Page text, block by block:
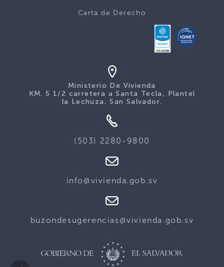
Carta de Derecho
Ministerio De Vivienda
KM. 5 1/2 carretera a Santa Tecla, Plantel
la Lechuza, San Salvador.
(503) 2280-9800
info@vivienda.gob.sv
buzondesugerencias@vivienda.gob.sv